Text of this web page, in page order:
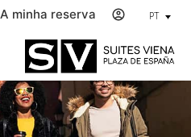
A minha reserva PT